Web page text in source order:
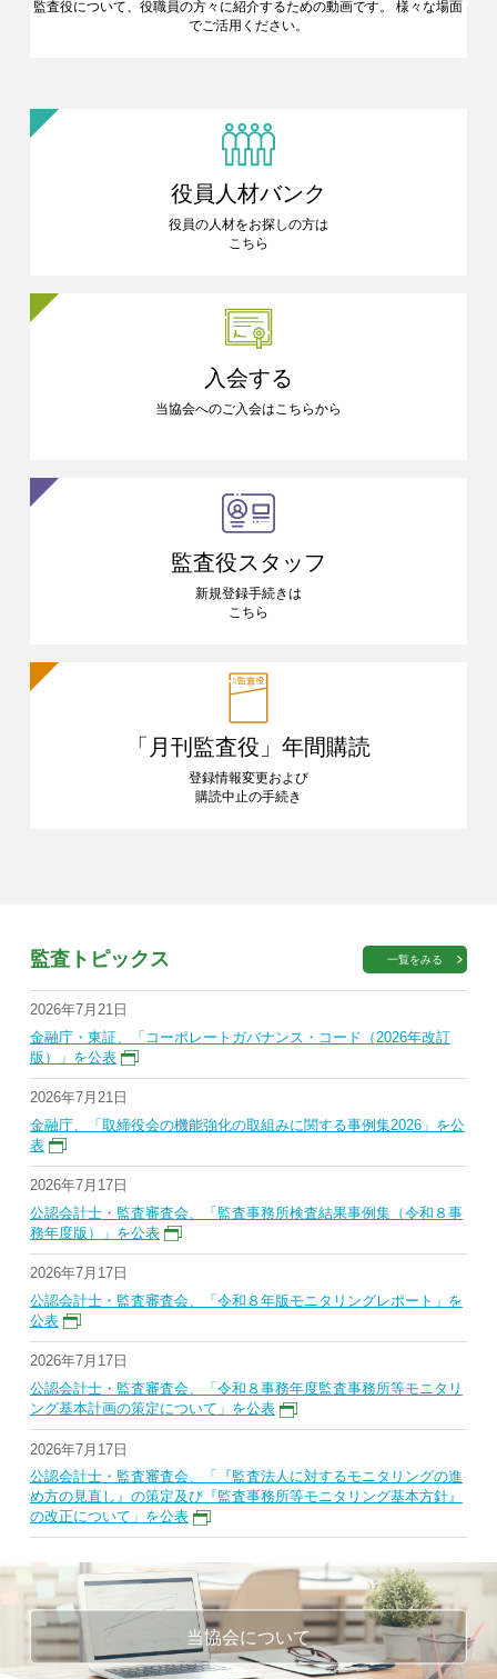
監査役について、役職員の方々に紹介するための動画です。
様々な場面
でご活用ください。
役員人材バンク
役員の人材をお探しの方は
こちら
入会する
当協会へのご入会はこちらから
監査役スタッフ
新規登録手続きは
こちら
「月刊監査役」 年間購読
登録情報変更および
購読中止の手続き
監査トピックス 一覧をみる
2026年7月21日
金融庁・東証、「コーポレートガバナンス・コード（2026年改訂
版）」を公表
2026年7月21日
金融庁、「取締役会の機能強化の取組みに関する事例集2026」を公
表
2026年7月17日
公認会計士・監査審査会、「監査事務所検査結果事例集（令和８事
務年度版）」を公表
2026年7月17日
公認会計士・監査審査会、「令和８年版モニタリングレポート」を
公表
2026年7月17日
公認会計士・監査審査会、「令和８事務年度監査事務所等モニタリ
ング基本計画の策定について」を公表
2026年7月17日
公認会計士・監査審査会、「『監査法人に対するモニタリングの進
め方の見直し』の策定及び『監査事務所等モニタリング基本方針』
の改正について」を公表
当協会について